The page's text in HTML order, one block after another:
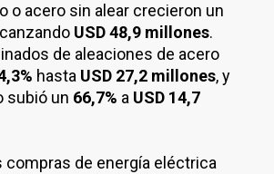
o acero sin alear crecieron un
USD 48,9 millones.
de aleaciones de acero
hasta USD 27,2 millones, y
subió un 66,7% a USD 14,7
compras de energía eléctrica